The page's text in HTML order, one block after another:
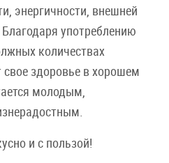
энергичности, внешней
употреблению
количествах
здоровье в хорошем
молодым,
и с пользой!